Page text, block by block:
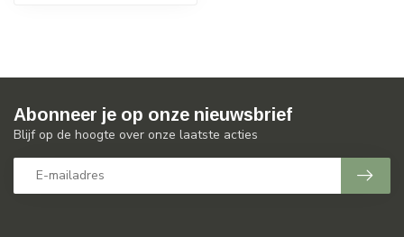
Abonneer je op onze nieuwsbrief
Blijf op de hoogte over onze laatste acties